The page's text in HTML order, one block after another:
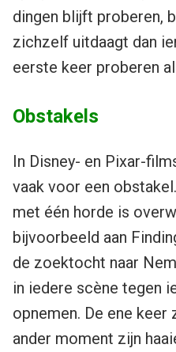
dingen blijft proberen,
zichzelf uitdaagt dan
eerste keer proberen
Obstakels
In Disney- en Pixar-
vaak voor een
met één horde is
bijvoorbeeld aan
de zoektocht naar
in iedere scène tegen
opnemen. De ene keer
ander moment zijn